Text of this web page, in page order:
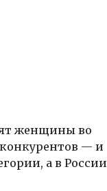
женщины во
— и
а в России